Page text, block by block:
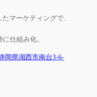
マーケティングで、
仕組み化。
岡県湖西市南台3-6-